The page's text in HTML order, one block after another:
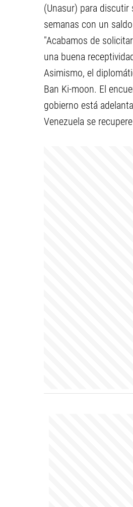
(Unasur) para discutir
semanas con un
"Acabamos de
una buena
Asimismo, el
Ban Ki-moon. El
gobierno está
Venezuela se